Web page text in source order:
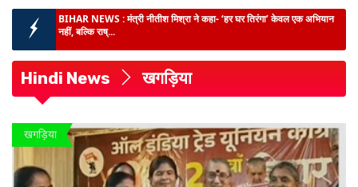
BIHAR NEWS :मंत्री दीपक प्रकाश ने पूर्णिया में निर्माणाधीन पंचायत सरकार भवन
का किया निर...
गम्हरिया में भ...
दर्दनाक हादसा :पूर्णिया में धार में डूबने से 2 चचेरी बहनों की मौत, परिजनों में मातम...
बिहार में गंगा-गंडक पर बनेंगे 16 नए जेटी :यात्रियों और माल की आवाजाही आसान, जल
परिवहन से कारोबार को मिलेगी नई रफ्तार...
BIHAR NEWS :मुख्यमंत्री ने पशुपालकों और मछली पालकों को दी बड़ी सौगात -
बिहार को मिला पह...
Hindi News खगड़िया
खगड़िया